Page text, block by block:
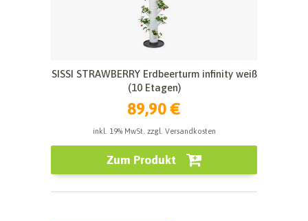
SISSI STRAWBERRY Erdbeerturm infinity weiß
(10 Etagen)
89,90 €
inkl. 19% MwSt. zzgl. Versandkosten
Zum Produkt